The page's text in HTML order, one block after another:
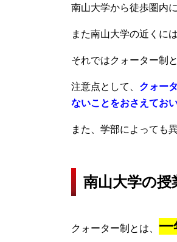
南山大学から徒歩圏内に
また南山大学の近くには
それではクォーター制
注意点として、 クォー
ないことをおさえてお
また、学部によっても
南山大学の授
クォーター制とは、